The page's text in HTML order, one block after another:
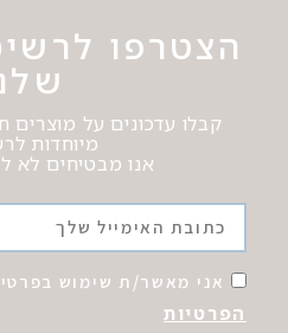
הצטרפו
קבלו עדכונים על מוצרים
מיוחדות
אנו מבטיחים לא
אני מאשר/ת שימוש
הפרטיות